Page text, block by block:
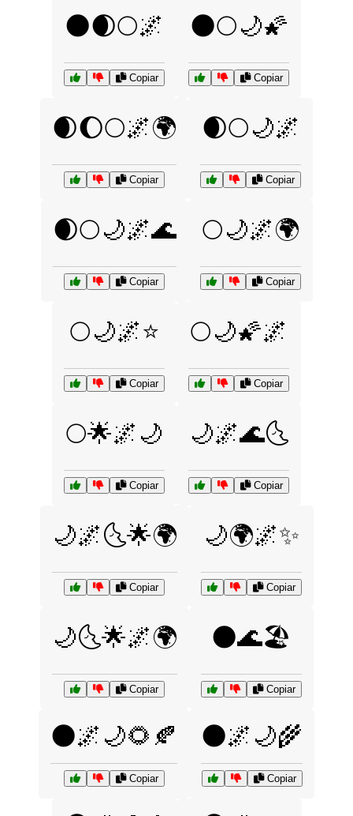
🌑🌒🌕🌌
Copiar
🌑🌕🌙🌠
Copiar
🌒🌔🌕🌌🌍
Copiar
🌒🌕🌙🌌
Copiar
🌒🌕🌙🌌🌊
Copiar
🌕🌙🌌🌍
Copiar
🌕🌙🌌⭐
Copiar
🌕🌙🌠🌌
Copiar
🌕🌟🌌🌙
Copiar
🌙🌌🌊🌜
Copiar
🌙🌌🌜🌟🌍
Copiar
🌙🌍🌌✨
Copiar
🌙🌜🌟🌌🌍
Copiar
🌑🌊🏖️
Copiar
🌑🌌🌙🌻🍂
Copiar
🌑🌌🌙🌾
Copiar